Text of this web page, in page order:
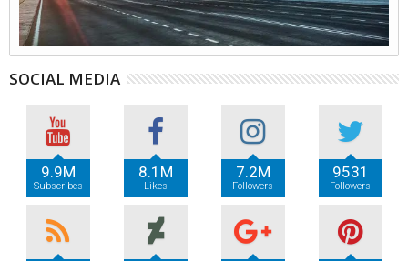
SOCIAL MEDIA
9.9M
Subscribes
8.1M
Likes
7.2M
Followers
9531
Followers